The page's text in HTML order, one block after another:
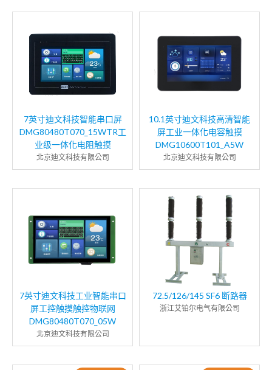
7英寸迪文科技智能串口屏
DMG80480T070_15WTR工
业级一体化电阻触摸
北京迪文科技有限公司
10.1英寸迪文科技高清智能
屏工业一体化电容触摸
DMG10600T101_A5W
北京迪文科技有限公司
7英寸迪文科技工业智能串口
屏工控触摸触控物联网
DMG80480T070_05W
北京迪文科技有限公司
72.5/126/145 SF6 断路器
浙江艾铂尔电气有限公司